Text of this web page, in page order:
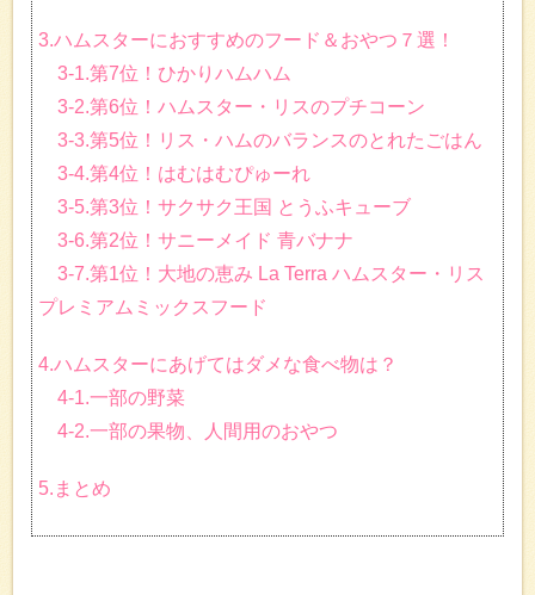
3.ハムスターにおすすめのフード＆おやつ７選！
3-1.第7位！ひかりハムハム
3-2.第6位！ハムスター・リスのプチコーン
3-3.第5位！リス・ハムのバランスのとれたごはん
3-4.第4位！はむはむぴゅーれ
3-5.第3位！サクサク王国 とうふキューブ
3-6.第2位！サニーメイド 青バナナ
3-7.第1位！大地の恵み La Terra ハムスター・リス
プレミアムミックスフード
4.ハムスターにあげてはダメな食べ物は？
4-1.一部の野菜
4-2.一部の果物、人間用のおやつ
5.まとめ